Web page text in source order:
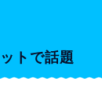
トで話題